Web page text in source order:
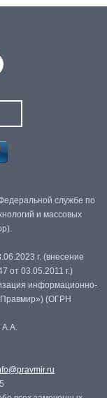
службе по
и массовых
г. (внесение
от 03.05.2011 г.)
информационно-
(ОГРН
А.А.